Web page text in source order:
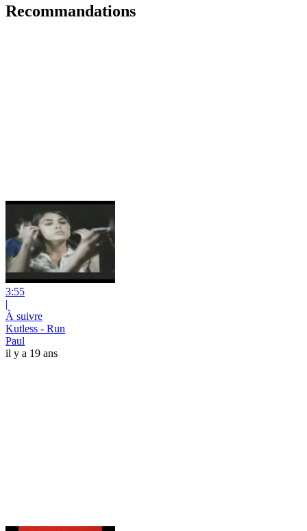
Recommandations
3:55
|
À suivre
Kutless - Run
Paul
il y a 19 ans